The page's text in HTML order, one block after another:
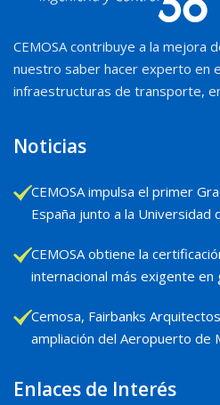
CEMOSA contribuye a la mejora
nuestro saber hacer experto en
infraestructuras de transporte,
Noticias
CEMOSA impulsa el primer
España junto a la Universidad
CEMOSA obtiene la
internacional más exigente en
Cemosa, Fairbanks
ampliación del Aeropuerto de
Enlaces de Interés